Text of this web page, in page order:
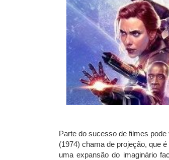
Parte do sucesso de filmes
(1974) chama de projeção, que
uma expansão do imaginário